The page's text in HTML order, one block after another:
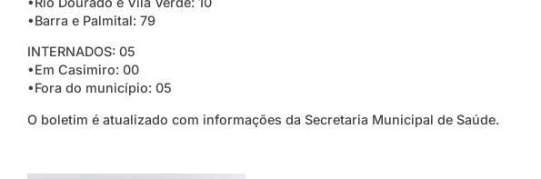
•Barra e Palmital: 79
INTERNADOS: 05
•Em Casimiro: 00
•Fora do município: 05
O boletim é atualizado com informações da Secretaria Municipal de Saúde.